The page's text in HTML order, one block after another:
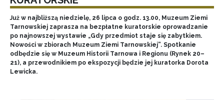
Już w najbliższą niedzielę, 26 lipca o godz. 13.00, Muzeum Ziemi
Tarnowskiej zaprasza na bezpłatne kuratorskie oprowadzanie
po najnowszej wystawie „Gdy przedmiot staje się zabytkiem.
Nowości w zbiorach Muzeum Ziemi Tarnowskiej”. Spotkanie
odbędzie się w Muzeum Historii Tarnowa i Regionu (Rynek 20–
21), a przewodnikiem po ekspozycji będzie jej kuratorka Dorota
Lewicka.